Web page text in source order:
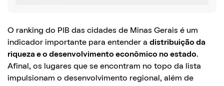
O ranking do PIB das cidades de Minas Gerais é um
indicador importante para entender a distribuição da
riqueza e o desenvolvimento econômico no estado.
Afinal, os lugares que se encontram no topo da lista
impulsionam o desenvolvimento regional, além de